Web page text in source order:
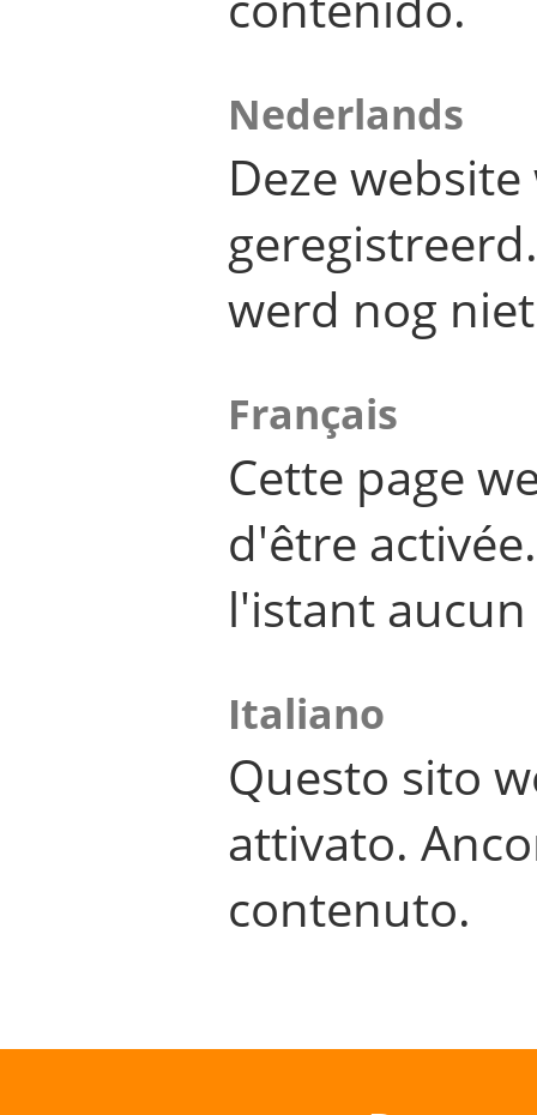
Nederlands
Deze
werd nog
Français
Cette page
d'être
l'istant
Italiano
Questo sito
attivato.
contenuto.